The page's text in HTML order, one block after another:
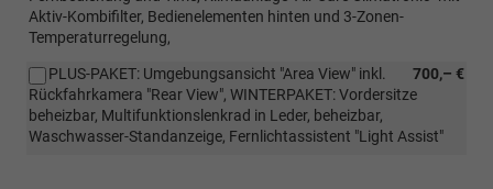
Aktiv-Kombifilter, Bedienelementen hinten und 3-Zonen-
Temperaturregelung,
700,– €
PLUS-PAKET: Umgebungsansicht "Area View" inkl.
Rückfahrkamera "Rear View", WINTERPAKET: Vordersitze
beheizbar, Multifunktionslenkrad in Leder, beheizbar,
Waschwasser-Standanzeige, Fernlichtassistent "Light Assist"